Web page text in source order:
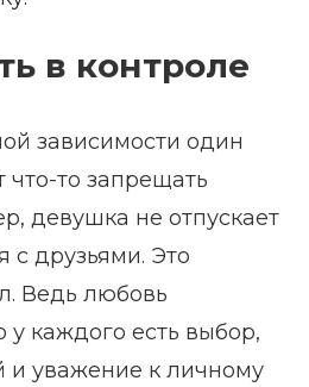
в контроле
зависимости один
что-то запрещать
девушка не отпускает
с друзьями. Это
Ведь любовь
у каждого есть выбор,
и уважение к личному